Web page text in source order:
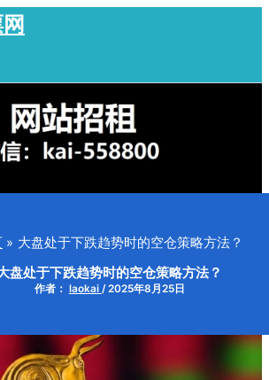
大盘处于下跌趋势时的空仓策略方法？
盘处于下跌趋势时的空仓策略方法？
作者： laokai /2025年8月25日